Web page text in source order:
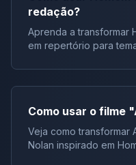
redação?
Aprenda a transformar
em repertório para
Como usar o filme
Veja como transformar
Nolan inspirado em